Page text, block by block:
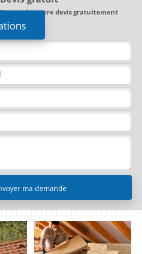
Demandez votre devis gratuitement